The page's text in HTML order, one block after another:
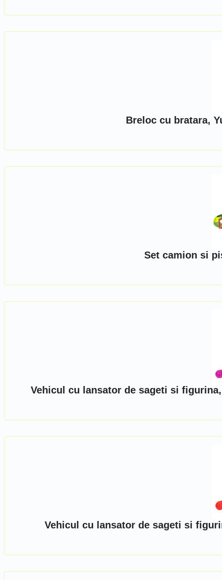
Breloc cu bratara,
Set camion si
Vehicul cu lansator de sageti si
Vehicul cu lansator de sageti si